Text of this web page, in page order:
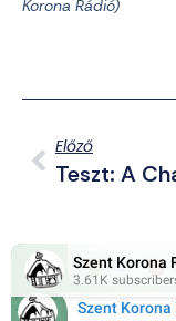
Korona Rádió)
Előző